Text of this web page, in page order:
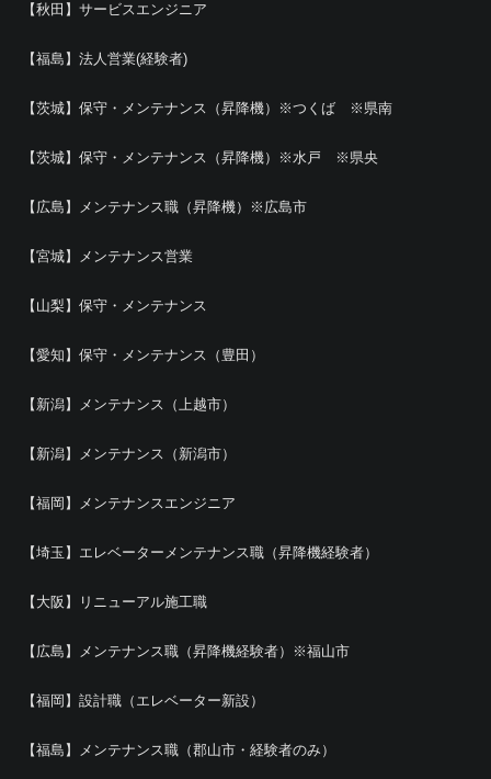
【秋田】サービスエンジニア
【福島】法人営業(経験者)
【茨城】保守・メンテナンス（昇降機）※つくば ※県南
【茨城】保守・メンテナンス（昇降機）※水戸 ※県央
【広島】メンテナンス職（昇降機）※広島市
【宮城】メンテナンス営業
【山梨】保守・メンテナンス
【愛知】保守・メンテナンス（豊田）
【新潟】メンテナンス（上越市）
【新潟】メンテナンス（新潟市）
【福岡】メンテナンスエンジニア
【埼玉】エレベーターメンテナンス職（昇降機経験者）
【大阪】リニューアル施工職
【広島】メンテナンス職（昇降機経験者）※福山市
【福岡】設計職（エレベーター新設）
【福島】メンテナンス職（郡山市・経験者のみ）